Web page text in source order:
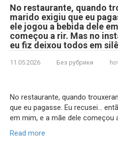
No restaurante, quando
marido exigiu que eu
ele jogou a bebida dele
começou a rir. Mas no
eu fiz deixou todos em
11.05.2026 Без рубрики
No restaurante, quando
que eu pagasse. Eu recusei…
em mim, e a mãe dele começou
Read more